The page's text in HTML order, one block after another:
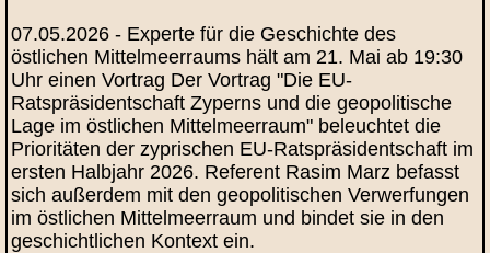
07.05.2026 - Experte für die Geschichte des
östlichen Mittelmeerraums hält am 21. Mai ab 19:30
Uhr einen Vortrag Der Vortrag "Die EU-
Ratspräsidentschaft Zyperns und die geopolitische
Lage im östlichen Mittelmeerraum" beleuchtet die
Prioritäten der zyprischen EU-Ratspräsidentschaft im
ersten Halbjahr 2026. Referent Rasim Marz befasst
sich außerdem mit den geopolitischen Verwerfungen
im östlichen Mittelmeerraum und bindet sie in den
geschichtlichen Kontext ein.